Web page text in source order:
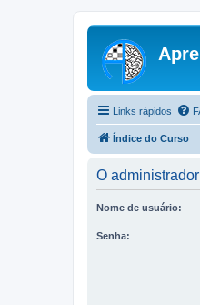
Links rápidos
Índice do Curso
O
Nome de usuário:
Senha: